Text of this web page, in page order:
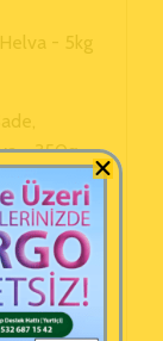
- 5kg
- 350g
Helva -